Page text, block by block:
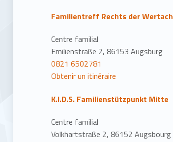
Familientreff Rechts der Wertach
Centre familial
Emilienstraße 2, 86153 Augsburg
0821 6502781
Obtenir un itinéraire
K.I.D.S. Familienstützpunkt Mitte
Centre familial
Volkhartstraße 2, 86152 Augsbourg